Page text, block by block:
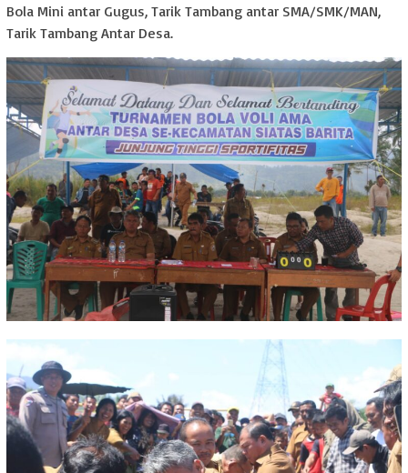
Bola Mini antar Gugus, Tarik Tambang antar SMA/SMK/MAN,
Tarik Tambang Antar Desa.